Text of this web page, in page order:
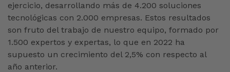
ejercicio, desarrollando más de 4.200 soluciones
tecnológicas con 2.000 empresas. Estos resultados
son fruto del trabajo de nuestro equipo, formado por
1.500 expertos y expertas, lo que en 2022 ha
supuesto un crecimiento del 2,5% con respecto al
año anterior.